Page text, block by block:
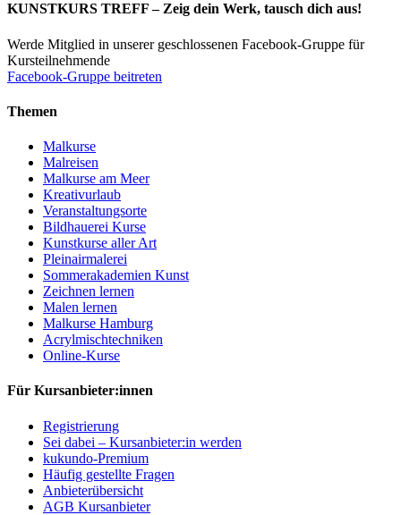
KUNSTKURS TREFF – Zeig dein Werk, tausch dich aus!
Werde Mitglied in unserer geschlossenen Facebook-Gruppe für
Kursteilnehmende
Facebook-Gruppe beitreten
Themen
Malkurse
Malreisen
Malkurse am Meer
Kreativurlaub
Veranstaltungsorte
Bildhauerei Kurse
Kunstkurse aller Art
Pleinairmalerei
Sommerakademien Kunst
Zeichnen lernen
Malen lernen
Malkurse Hamburg
Acrylmischtechniken
Online-Kurse
Für Kursanbieter:innen
Registrierung
Sei dabei – Kursanbieter:in werden
kukundo-Premium
Häufig gestellte Fragen
Anbieterübersicht
AGB Kursanbieter